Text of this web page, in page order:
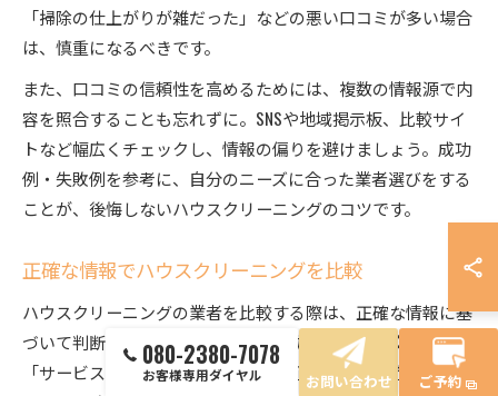
「掃除の仕上がりが雑だった」などの悪い口コミが多い場合
は、慎重になるべきです。
また、口コミの信頼性を高めるためには、複数の情報源で内
容を照合することも忘れずに。SNSや地域掲示板、比較サイ
トなど幅広くチェックし、情報の偏りを避けましょう。成功
例・失敗例を参考に、自分のニーズに合った業者選びをする
ことが、後悔しないハウスクリーニングのコツです。
正確な情報でハウスクリーニングを比較
ハウスクリーニングの業者を比較する際は、正確な情報に基
づいて判断することが重要です。公式サイトや比較サイトで
「サービス内容」「料金体系」「保証体制」「対応エリア」
080-2380-7078
お客様専用ダイヤル お問い合わせ ご予約